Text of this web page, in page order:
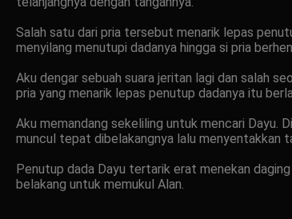
Salah satu dari pria tersebut menarik lepas
menyilang menutupi dadanya hingga si pria
Aku dengar sebuah suara jeritan lagi dan salah
pria yang menarik lepas penutup dadanya itu
Aku memandang sekeliling untuk mencari Dayu.
muncul tepat dibelakangnya lalu menyentakkan
Penutup dada Dayu tertarik erat menekan
belakang untuk memukul Alan.